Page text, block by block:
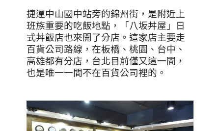
捷運中山國中站旁的錦州街，是附近上
班族重要的吃飯地點，「八坂丼屋」日
式丼飯店也來開了分店。這家店主要走
百貨公司路線，在板橋、桃園、台中、
高雄都有分店，台北目前僅又這一間，
也是唯一一間不在百貨公司裡的。